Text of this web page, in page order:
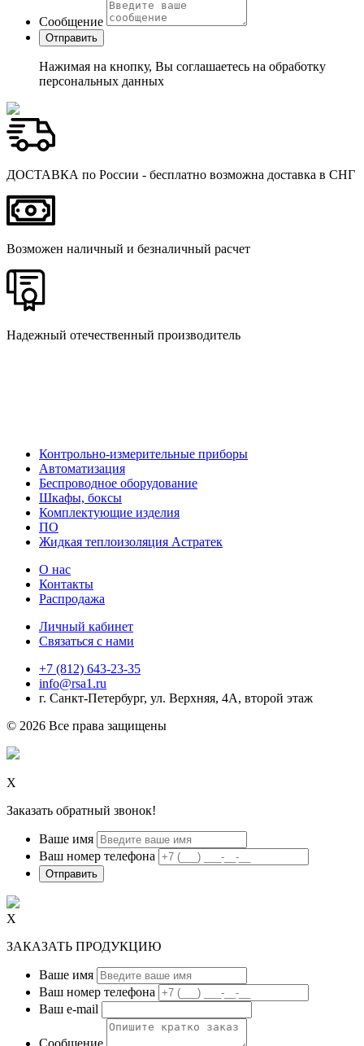
Сообщение
Нажимая на кнопку, Вы соглашаетесь на обработку
персональных данных
ДОСТАВКА по России - бесплатно возможна доставка в СНГ
Возможен наличный и безналичный расчет
Надежный отечественный производитель
Контрольно-измерительные приборы
Автоматизация
Беспроводное оборудование
Шкафы, боксы
Комплектующие изделия
ПО
Жидкая теплоизоляция Астратек
О нас
Контакты
Распродажа
Личный кабинет
Связаться с нами
+7 (812) 643-23-35
info@rsa1.ru
г. Санкт-Петербург, ул. Верхняя, 4А, второй этаж
© 2026 Все права защищены
Х
Заказать обратный звонок!
Ваше имя
Ваш номер телефона
Х
ЗАКАЗАТЬ ПРОДУКЦИЮ
Ваше имя
Ваш номер телефона
Ваш e-mail